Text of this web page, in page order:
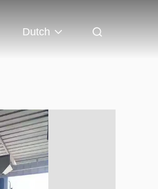
Dutch